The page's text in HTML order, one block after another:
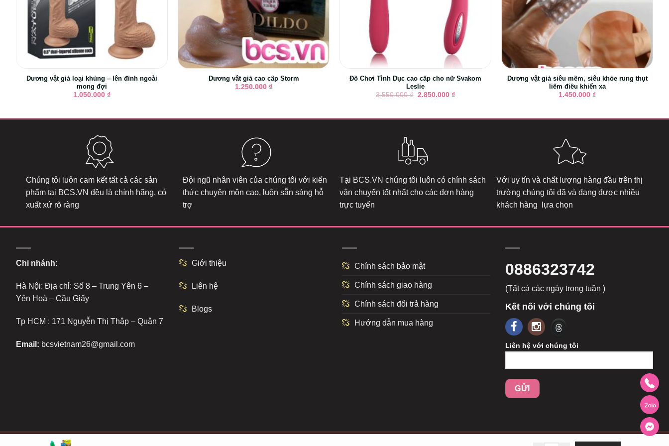
Dương vật giả loại khủng – lên đỉnh ngoài
mong đợi
1.050.000 ₫
Dương vât giả cao cấp Storm
1.250.000 ₫
Đồ Chơi Tình Dục cao cấp cho nữ Svakom
Leslie
3.550.000₫ Giá
2.850.000 ₫Giá
2.850.000 ₫.
Dương vật giả siêu mềm, siêu khỏe rung thụt
liếm điều khiển xa
1.450.000 ₫
Chúng tôi luôn cam kết tất cả các sản
phẩm tại BCS.VN đều là chính hãng, có
xuất xứ rõ ràng
Đội ngũ nhân viên của chúng tôi với kiến
thức chuyên môn cao, luôn sẵn sàng hỗ
trợ
Tại BCS.VN chúng tôi luôn có chính sách
vận chuyển tốt nhất cho các đơn hàng
trực tuyến
Với uy tín và chất lượng hàng đầu trên thị
trường chúng tôi đã và đang được nhiều
khách hàng lựa chọn
Chi nhánh:
Hà Nội: Địa chỉ: Số 8 – Trung Yên 6 –
Yên Hoà – Cầu Giấy
Tp HCM : 171 Nguyễn Thị Thập – Quận 7
Email: bcsvietnam26@gmail.com
Giới thiệu
Liên hệ
Blogs
Chính sách bảo mật
Chính sách giao hàng
Chính sách đổi trả hàng
Hướng dẫn mua hàng
0886323742
(Tất cả các ngày trong tuần )
Kết nối với chúng tôi
Liên hệ với chúng tôi
Copyright 2026 ©